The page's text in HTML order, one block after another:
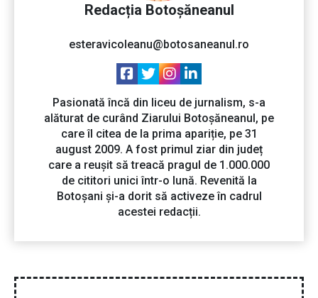
Redacția Botoșăneanul
esteravicoleanu@botosaneanul.ro
Pasionată încă din liceu de jurnalism, s-a
alăturat de curând Ziarului Botoșăneanul, pe
care îl citea de la prima apariție, pe 31
august 2009. A fost primul ziar din județ
care a reușit să treacă pragul de 1.000.000
de cititori unici într-o lună. Revenită la
Botoșani și-a dorit să activeze în cadrul
acestei redacții.